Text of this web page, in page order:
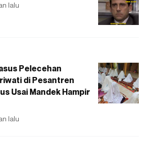
lalu
Pelecehan
di Pesantren
Usai Mandek Hampir
lalu